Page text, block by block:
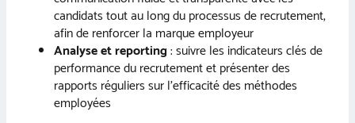
candidats tout au long du processus de recrutement,
afin de renforcer la marque employeur
Analyse et reporting: suivre les indicateurs clés de
performance du recrutement et présenter des
rapports réguliers sur l’efficacité des méthodes
employées